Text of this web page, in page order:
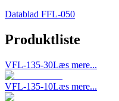
Datablad FFL-050
Produktliste
VFL-135-30Læs mere...
VFL-135-10Læs mere...